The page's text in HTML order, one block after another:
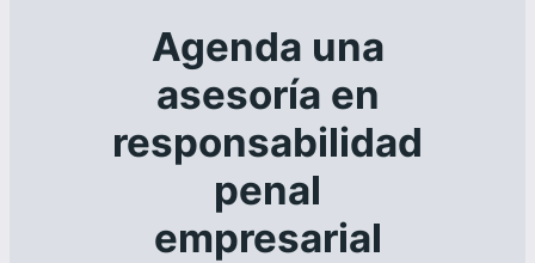
Agenda una
asesoría en
responsabilidad
penal
empresarial